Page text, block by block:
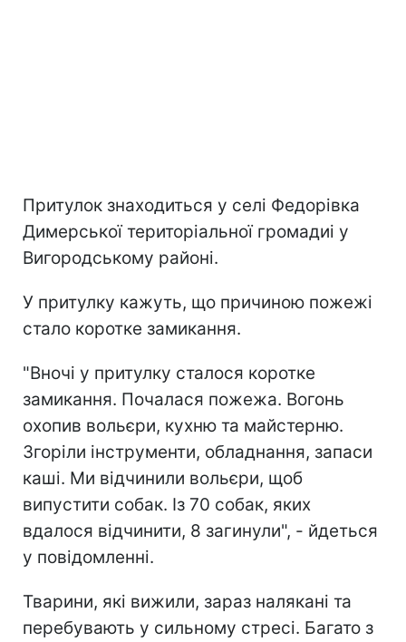
Притулок знаходиться у селі Федорівка
Димерської територіальної громадиі у
Вигородському районі.
У притулку кажуть, що причиною пожежі
стало коротке замикання.
"Вночі у притулку сталося коротке
замикання. Почалася пожежа. Вогонь
охопив вольєри, кухню та майстерню.
Згоріли інструменти, обладнання, запаси
каші. Ми відчинили вольєри, щоб
випустити собак. Із 70 собак, яких
вдалося відчинити, 8 загинули", - йдеться
у повідомленні.
Тварини, які вижили, зараз налякані та
перебувають у сильному стресі. Багато з